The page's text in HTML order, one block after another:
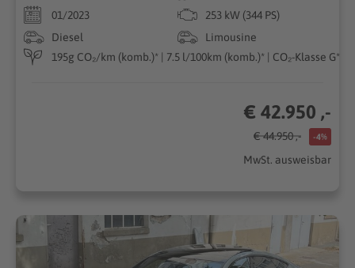
01/2023
253 kW (344 PS)
Diesel
Limousine
195g CO₂/km (komb.)* | 7.5 l/100km (komb.)* | CO₂-Klasse G*
€ 42.950 ,-
€ 44.950 ,- -4%
MwSt. ausweisbar